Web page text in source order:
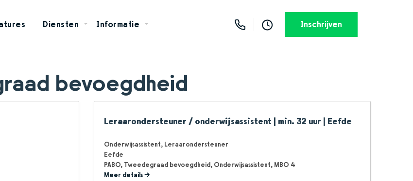
Diensten Informatie Inschrijven
bevoegdheid
Leraarondersteuner / onderwijsassistent | min. 32 uur | Eefde
Onderwijsassistent Leraarondersteuner
Eefde
PABO Tweedegraad bevoegdheid Onderwijsassistent MBO 4
Meer details